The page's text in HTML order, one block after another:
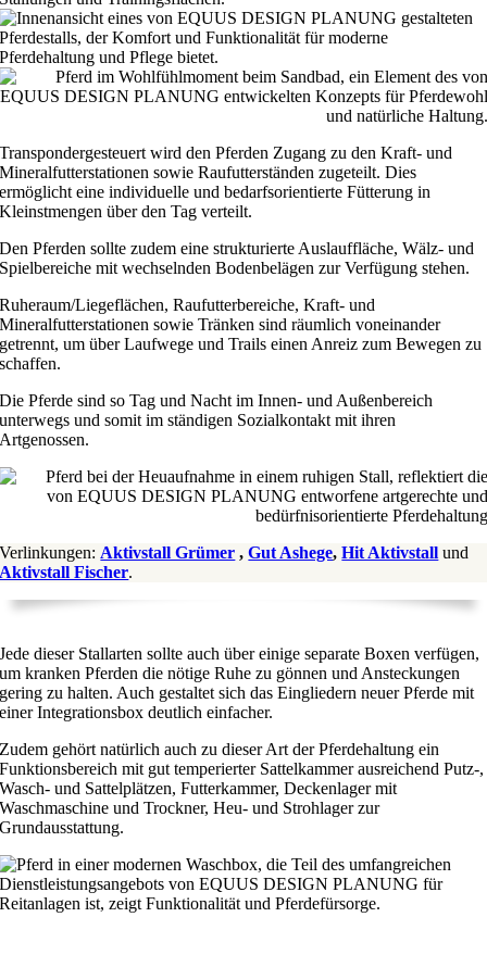
Transpondergesteuert wird den Pferden Zugang zu den Kraft- und
Mineralfutterstationen sowie Raufutterständen zugeteilt. Dies
ermöglicht eine individuelle und bedarfsorientierte Fütterung in
Kleinstmengen über den Tag verteilt.
Den Pferden sollte zudem eine strukturierte Auslauffläche, Wälz- und
Spielbereiche mit wechselnden Bodenbelägen zur Verfügung stehen.
Ruheraum/Liegeflächen, Raufutterbereiche, Kraft- und
Mineralfutterstationen sowie Tränken sind räumlich voneinander
getrennt, um über Laufwege und Trails einen Anreiz zum Bewegen zu
schaffen.
Die Pferde sind so Tag und Nacht im Innen- und Außenbereich
unterwegs und somit im ständigen Sozialkontakt mit ihren
Artgenossen.
Verlinkungen: Aktivstall Grümer ,Gut Ashege,Hit Aktivstall und
Aktivstall Fischer.
Jede dieser Stallarten sollte auch über einige separate Boxen verfügen,
um kranken Pferden die nötige Ruhe zu gönnen und Ansteckungen
gering zu halten. Auch gestaltet sich das Eingliedern neuer Pferde mit
einer Integrationsbox deutlich einfacher.
Zudem gehört natürlich auch zu dieser Art der Pferdehaltung ein
Funktionsbereich mit gut temperierter Sattelkammer ausreichend Putz-,
Wasch- und Sattelplätzen, Futterkammer, Deckenlager mit
Waschmaschine und Trockner, Heu- und Strohlager zur
Grundausstattung.